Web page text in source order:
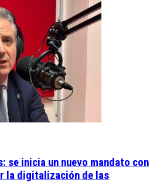
se inicia un nuevo mandato con
la digitalización de las